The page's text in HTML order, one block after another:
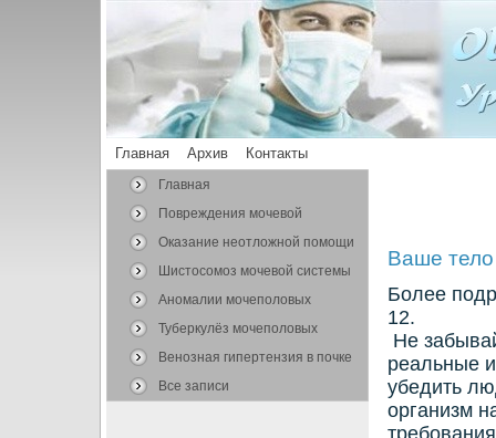
Главная Архив Контакты
Главная
Повреждения мочевой
системы
Оказание неотложной помощи
Шистосомоз мочевой системы
Аномалии мочеполовых
органов
Туберкулёз мочеполовых
органов
Венозная гипертензия в почке
Все записи
Ваше
Более
12.
Не
реальные
убедить
организм